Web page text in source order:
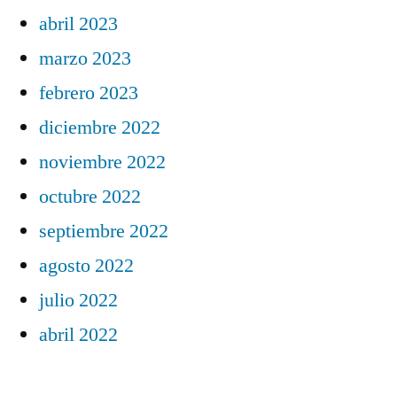
abril 2023
marzo 2023
febrero 2023
diciembre 2022
noviembre 2022
octubre 2022
septiembre 2022
agosto 2022
julio 2022
abril 2022